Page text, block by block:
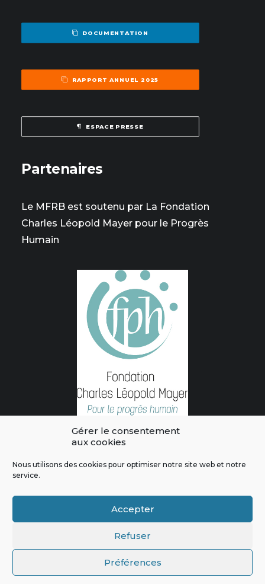
Gérer le consentement
aux cookies
Nous utilisons des cookies pour optimiser notre site web et notre
service.
Accepter
Refuser
Préférences
DOCUMENTATION
RAPPORT ANNUEL 2025
ESPACE PRESSE
Partenaires
Le MFRB est soutenu par La Fondation
Charles Léopold Mayer pour le Progrès
Humain
L'intégralité des contenus de ce site sont publiés sous licence
|Politique de confidentialité